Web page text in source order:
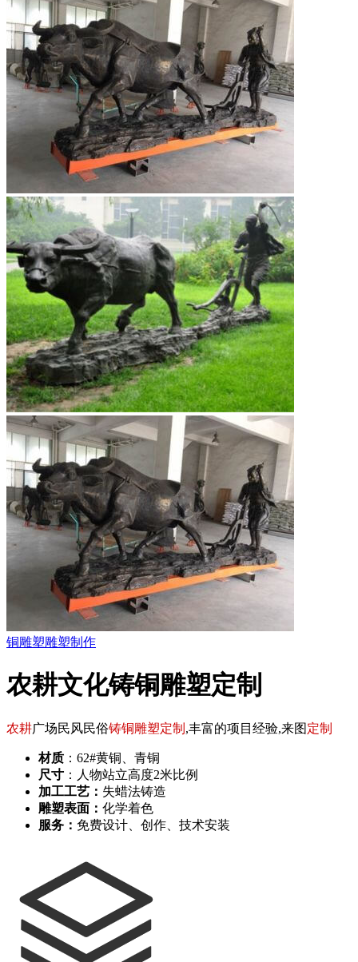
铜雕塑雕塑制作
农耕文化铸铜雕塑定制
农耕广场民风民俗铸铜雕塑定制 ,丰富的项目经验,来图定制
材质 ：62#黄铜、青铜
尺寸 ：人物站立高度2米比例
加工工艺： 失蜡法铸造
雕塑表面： 化学着色
服务： 免费设计、创作、技术安装